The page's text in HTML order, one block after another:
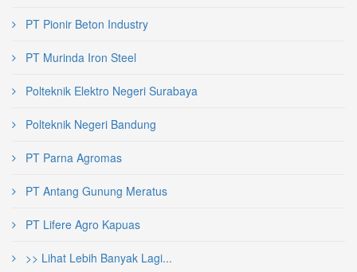
PT Pionir Beton Industry
PT Murinda Iron Steel
Polteknik Elektro Negeri Surabaya
Polteknik Negeri Bandung
PT Parna Agromas
PT Antang Gunung Meratus
PT Lifere Agro Kapuas
>> Lihat Lebih Banyak Lagi...